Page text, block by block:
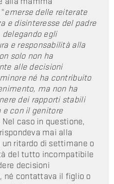
emerse delle reiterate
e disinteresse del padre
egli
e responsabilità alla
solo non ha
alle decisioni
né ha contribuito
ma non ha
dei rapporti stabili
con il genitore
Nel caso in questione,
mai alla
ritardo di settimane o
del tutto incompatibile
decisioni
né contattava il figlio o